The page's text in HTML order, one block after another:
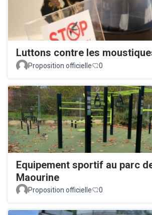
Luttons contre les
Proposition officielle
0
Equipement sportif au parc
Maourine
Proposition officielle 0